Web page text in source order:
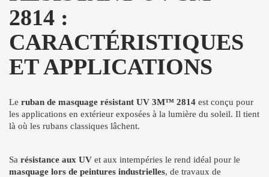
2814 :
CARACTÉRISTIQUES
ET APPLICATIONS
Le ruban de masquage résistant UV 3M™ 2814 est conçu pour
les applications en extérieur exposées à la lumière du soleil. Il tient
là où les rubans classiques lâchent.
Sa résistance aux UV et aux intempéries le rend idéal pour le
masquage lors de peintures industrielles, de travaux de